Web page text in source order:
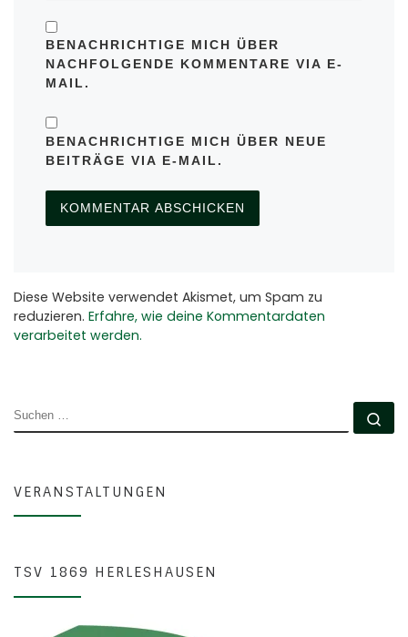
BENACHRICHTIGE MICH ÜBER
NACHFOLGENDE KOMMENTARE VIA E-
MAIL.
BENACHRICHTIGE MICH ÜBER NEUE
BEITRÄGE VIA E-MAIL.
Diese Website verwendet Akismet, um Spam zu
reduzieren. Erfahre, wie deine Kommentardaten
verarbeitet werden.
SUCHE
VERANSTALTUNGEN
TSV 1869 HERLESHAUSEN